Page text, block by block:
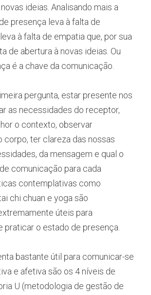
ideias. Analisando mais a
presença leva à falta de
à falta de empatia que, por sua
de abertura à novas ideias. Ou
é a chave da comunicação.
pergunta, estar presente nos
as necessidades do receptor,
o contexto, observar
corpo, ter clareza das nossas
da mensagem e qual o
comunicação para cada
contemplativas como
chi chuan e yoga são
úteis para
praticar o estado de presença.
bastante útil para comunicar-se
e afetiva são os 4 níveis de
U (metodologia de gestão de